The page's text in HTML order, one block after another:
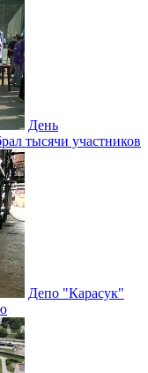
День
тысячи участников
Депо "Карасук"